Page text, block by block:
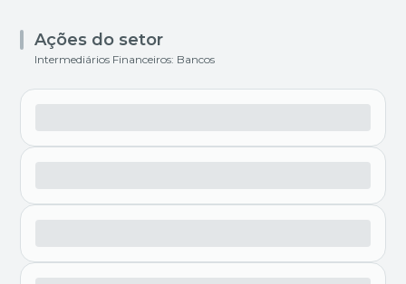
Ações do setor
Intermediários Financeiros: Bancos